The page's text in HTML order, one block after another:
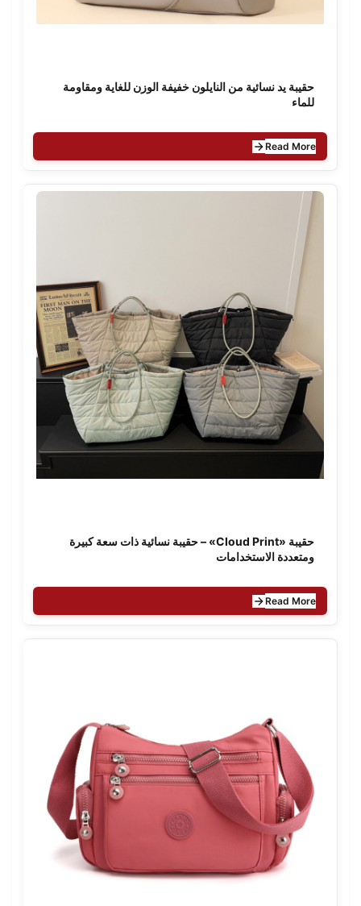
حقيبة يد نسائية من النايلون خفيفة الوزن للغاية ومقاومة
للماء
Read More
حقيبة «Cloud Print» – حقيبة نسائية ذات سعة كبيرة
ومتعددة الاستخدامات
Read More